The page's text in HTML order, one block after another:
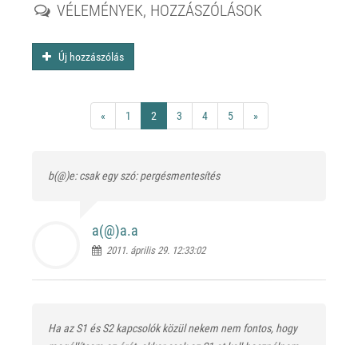
VÉLEMÉNYEK, HOZZÁSZÓLÁSOK
Új hozzászólás
« 1 2 3 4 5 »
b(@)e: csak egy szó: pergésmentesítés
a(@)a.a
2011. április 29. 12:33:02
Ha az S1 és S2 kapcsolók közül nekem nem fontos, hogy